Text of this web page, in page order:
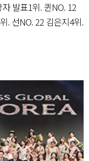
발표1위. 퀸NO. 12
. 선NO. 22 김은지4위.